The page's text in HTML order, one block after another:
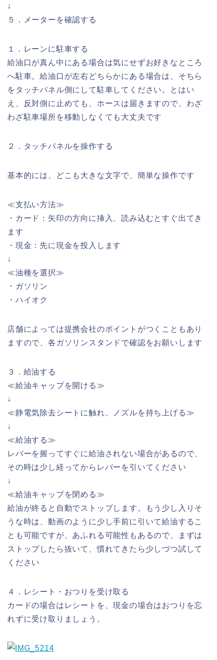
↓
５．メーターを確認する
１．レーンに駐車する
給油口が真ん中にある場合は気にせずお好きなところ
へ駐車。給油口が左右どちらかにある場合は、そちら
をタッチパネル側にして駐車してください。とはい
え、反対側に止めても、ホースは届きますので、わざ
わざ駐車場所を移動しなくても大丈夫です
２．タッチパネルを操作する
基本的には、どこも大きな文字で、簡単な操作です
≪支払い方法≫
・カード：矢印の方向に挿入、読み込むとすぐ出てき
ます
・現金：先に現金を投入します
↓
≪油種を選択≫
・ガソリン
・ハイオク
店舗によっては提携会社のポイントがつくこともあり
ますので、各ガソリンスタンドで確認をお願いします
３．給油する
≪給油キャップを開ける≫
↓
≪静電気除去シートに触れ、ノズルを持ち上げる≫
↓
≪給油する≫
レバーを握ってすぐに給油されない場合があるので、
その時は少し経ってからレバーを引いてください
↓
≪給油キャップを閉める≫
給油が終ると自動でストップします。もう少し入りそ
うな時は、動画のように少し手前に引いて給油するこ
とも可能ですが、あふれる可能性もあるので、まずは
ストップしたら抜いて、慣れてきたら少しづつ試して
ください
４．レシート・おつりを受け取る
カードの場合はレシートを、現金の場合はおつりを忘
れずに受け取りましょう。